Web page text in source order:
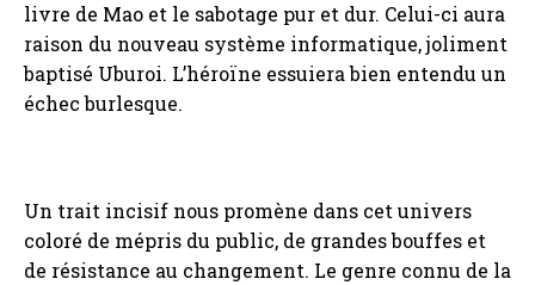
livre de Mao et le sabotage pur et dur. Celui-ci aura
raison du nouveau système informatique, joliment
baptisé Uburoi. L’héroïne essuiera bien entendu un
échec burlesque.
Un trait incisif nous promène dans cet univers
coloré de mépris du public, de grandes bouffes et
de résistance au changement. Le genre connu de la